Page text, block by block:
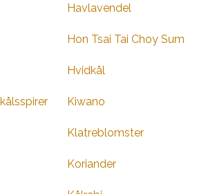
Havlavendel
Hon Tsai Tai Choy Sum
Hvidkål
Kiwano
Klatreblomster
Koriander